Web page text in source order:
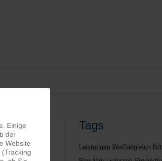
in
Tags
Leistungen Weißabgleich
Einige
der
Website